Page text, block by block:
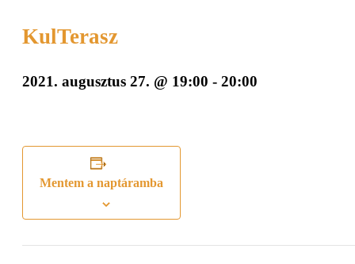
KulTerasz
2021. augusztus 27. @ 19:00 - 20:00
Mentem a naptáramba